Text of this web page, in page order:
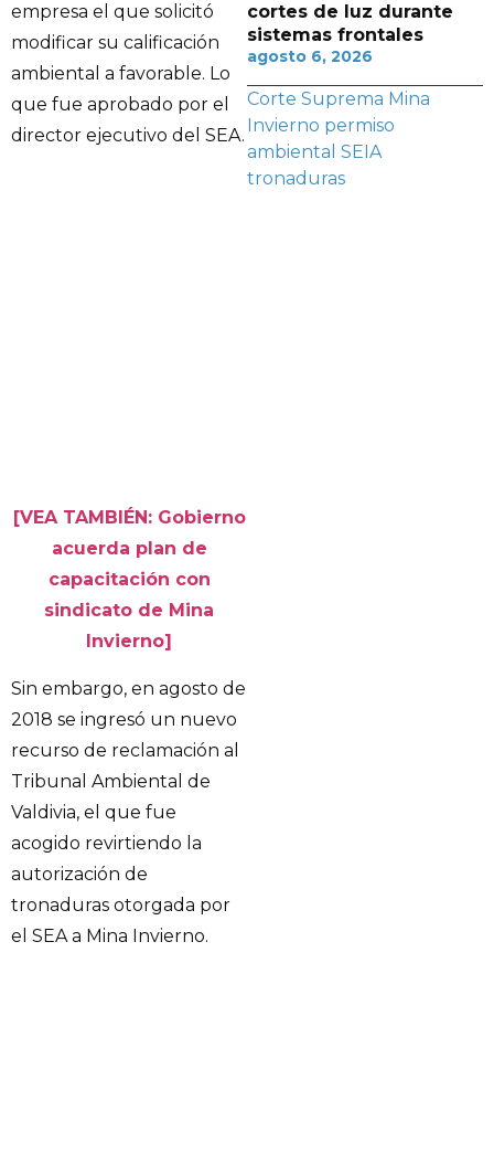
empresa el que solicitó
modificar su calificación
ambiental a favorable. Lo
que fue aprobado por el
director ejecutivo del SEA.
[VEA TAMBIÉN: Gobierno
acuerda plan de
capacitación con
sindicato de Mina
Invierno]
Sin embargo, en agosto de
2018 se ingresó un nuevo
recurso de reclamación al
Tribunal Ambiental de
Valdivia, el que fue
acogido revirtiendo la
autorización de
tronaduras otorgada por
el SEA a Mina Invierno.
cortes de luz durante
sistemas frontales
agosto 6, 2026
Corte Suprema Mina
Invierno permiso
ambiental SEIA
tronaduras